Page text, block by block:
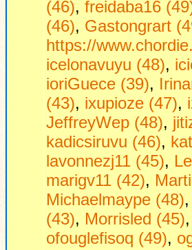
(46), freidaba16
(46), Gastongrart
https://
icelonavuyu (48),
ioriGuece (39),
(43), ixupioze (47),
JeffreyWep (48),
kadicsiruvu (46),
lavonnezj11 (45),
marigv11 (42),
Michaelmaype (48),
(43), Morrisled (45),
ofouglefisoq (49),